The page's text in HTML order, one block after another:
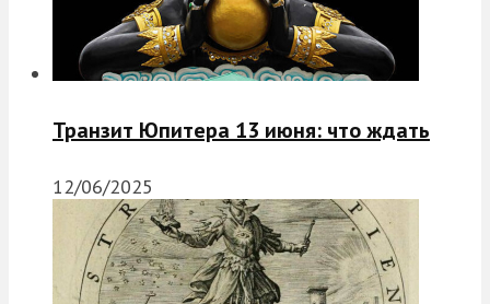
Транзит Юпитера 13 июня: что ждать
12/06/2025